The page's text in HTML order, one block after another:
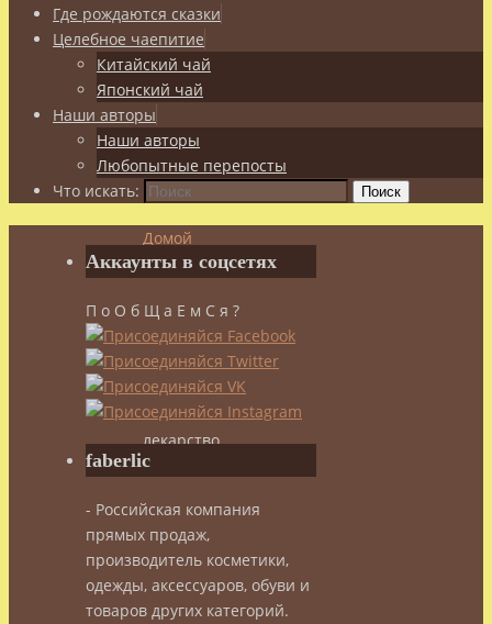
Где рождаются сказки
Целебное чаепитие
Китайский чай
Японский чай
Наши авторы
Наши авторы
Любопытные перепосты
Что искать:
Поиск
Домой
Здоровье
масла,
ароматы
Эфирные
масла
—
лекарство
от
усталости
Эфирные
Аккаунты в соцсетях
П о О б Щ а Е м С я ?
faberlic
- Российская компания
прямых продаж,
производитель косметики,
одежды, аксессуаров, обуви и
товаров других категорий.